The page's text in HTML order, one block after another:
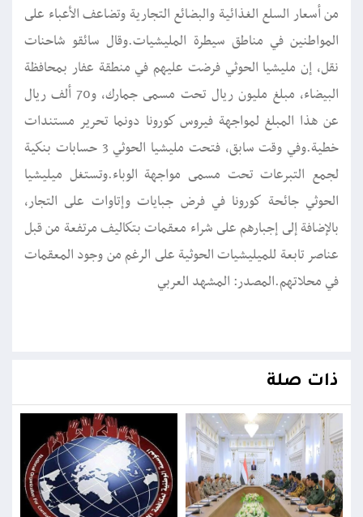
من أسعار السلع الغذائية والبضائع التجارية وتضاعف الأعباء على
المواطنين في مناطق سيطرة المليشيات.وقال سائقو شاحنات
نقل، إن مليشيا الحوثي فرضت عليهم في منطقة عفار بمحافظة
البيضاء، مبلغ مليون ريال تحت مسمى جمارك، و70 ألف ريال
عن هذا المبلغ لمواجهة فيروس كورونا دونما تحرير مستندات
خطية.وفي وقت سابق، فتحت مليشيا الحوثي 3 حسابات بنكية
لجمع التبرعات تحت مسمى مواجهة الوباء.وتستغل ميليشيا
الحوثي جائحة كورونا في فرض جبايات وإتاوات على التجار،
بالإضافة إلى إجبارهم على شراء معقمات بتكاليف مرتفعة من قبل
عناصر تابعة للميليشيات الحوثية على الرغم من وجود المعقمات
في محلاتهم.المصدر: المشهد العربي
ذات صلة